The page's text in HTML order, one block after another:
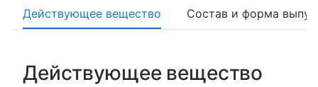
Действующее вещество Состав и форма
Действующее вещество